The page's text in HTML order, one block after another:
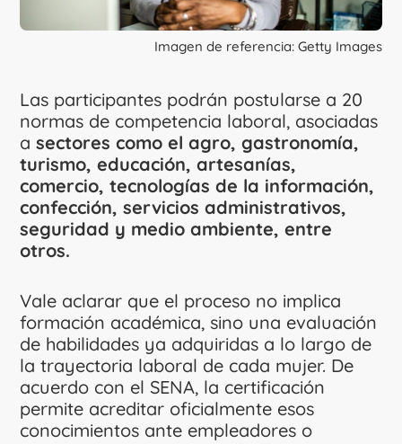
Imagen de referencia: Getty Images
Las participantes podrán postularse a 20
normas de competencia laboral, asociadas
asectores como el agro, gastronomía,
turismo, educación, artesanías,
comercio, tecnologías de la información,
confección, servicios administrativos,
seguridad y medio ambiente, entre
otros.
Vale aclarar que el proceso no implica
formación académica, sino una evaluación
de habilidades ya adquiridas a lo largo de
la trayectoria laboral de cada mujer. De
acuerdo con el SENA, la certificación
permite acreditar oficialmente esos
conocimientos ante empleadores o